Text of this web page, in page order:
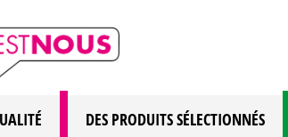
DES PRODUITS SÉLECTIONNÉS